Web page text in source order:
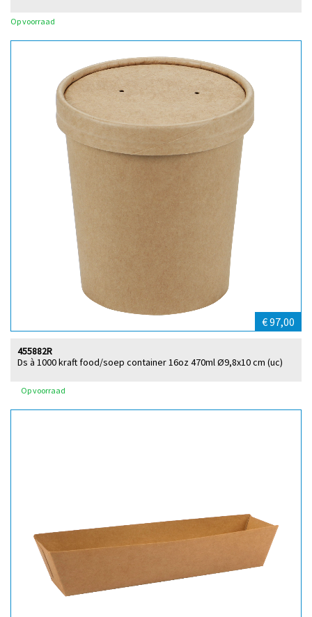
Op voorraad
€ 97,00
Ds à 1000 kraft food/soep container 16oz 470ml Ø9,8x10 cm (uc)
455882R
Op voorraad